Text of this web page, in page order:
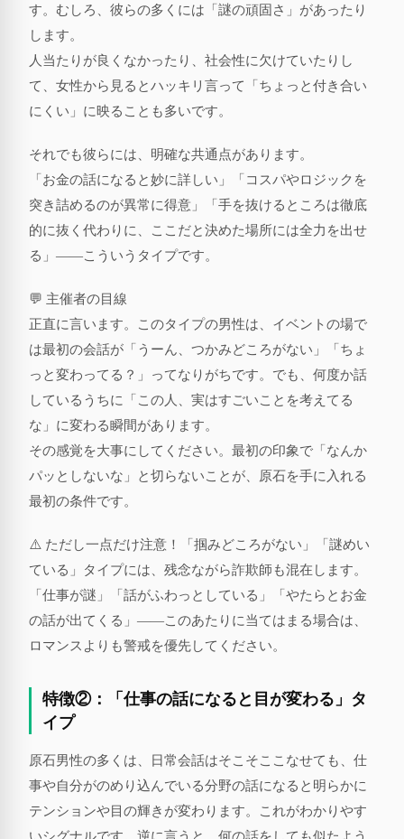
す。むしろ、彼らの多くには「謎の頑固さ」があったり
します。
人当たりが良くなかったり、社会性に欠けていたりし
て、女性から見るとハッキリ言って「ちょっと付き合い
にくい」に映ることも多いです。
それでも彼らには、明確な共通点があります。
「お金の話になると妙に詳しい」「コスパやロジックを
突き詰めるのが異常に得意」「手を抜けるところは徹底
的に抜く代わりに、ここだと決めた場所には全力を出せ
る」——こういうタイプです。
💬 主催者の目線
正直に言います。このタイプの男性は、イベントの場で
は最初の会話が「うーん、つかみどころがない」「ちょ
っと変わってる？」ってなりがちです。でも、何度か話
しているうちに「この人、実はすごいことを考えてる
な」に変わる瞬間があります。
その感覚を大事にしてください。最初の印象で「なんか
パッとしないな」と切らないことが、原石を手に入れる
最初の条件です。
⚠️ ただし一点だけ注意！「掴みどころがない」「謎めい
ている」タイプには、残念ながら詐欺師も混在します。
「仕事が謎」「話がふわっとしている」「やたらとお金
の話が出てくる」——このあたりに当てはまる場合は、
ロマンスよりも警戒を優先してください。
特徴②：「仕事の話になると目が変わる」タ
イプ
原石男性の多くは、日常会話はそこそここなせても、仕
事や自分がのめり込んでいる分野の話になると明らかに
テンションや目の輝きが変わります。これがわかりやす
いシグナルです。逆に言うと、何の話をしても似たよう